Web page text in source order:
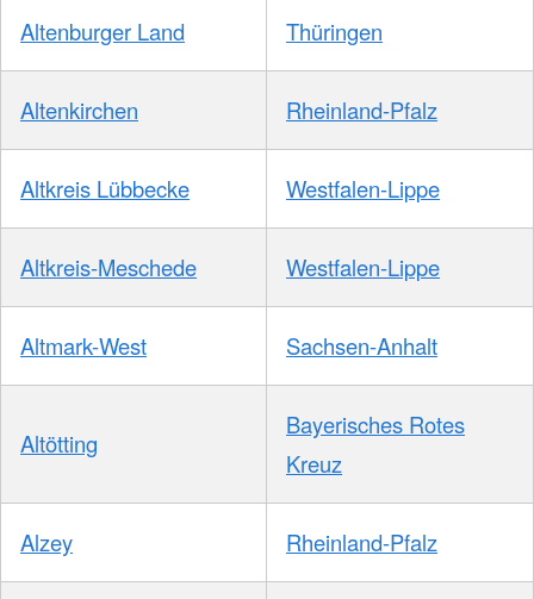
Altenburger Land Thüringen
Altenkirchen Rheinland-Pfalz
Altkreis Lübbecke Westfalen-Lippe
Altkreis-Meschede Westfalen-Lippe
Altmark-West Sachsen-Anhalt
Altötting
Bayerisches Rotes
Kreuz
Alzey Rheinland-Pfalz